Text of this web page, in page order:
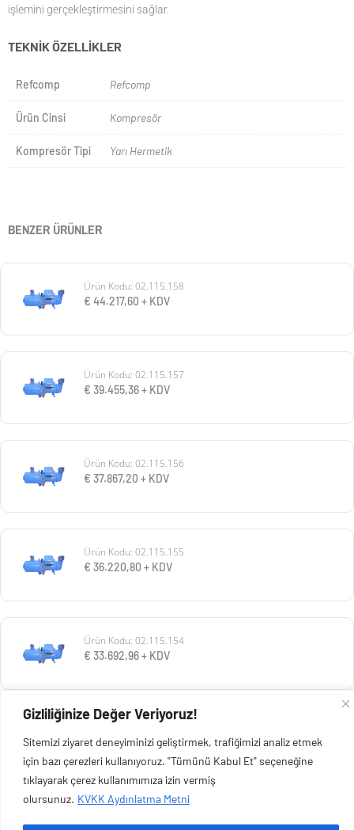
Gizliliğinize Değer Veriyoruz!
Sitemizi ziyaret deneyiminizi geliştirmek, trafiğimizi analiz etmek
için bazı çerezleri kullanıyoruz. "Tümünü Kabul Et" seçeneğine
tıklayarak çerez kullanımımıza izin vermiş
olursunuz. KVKK Aydınlatma Metni
işlemini gerçekleştirmesini sağlar.
TEKNIK ÖZELLIKLER
Refcomp Refcomp
Ürün Cinsi Kompresör
Kompresör Tipi Yarı Hermetik
BENZER ÜRÜNLER
Ürün Kodu: 02.115.158
€ 44.217,60 + KDV
Ürün Kodu: 02.115.157
€ 39.455,36+ KDV
Ürün Kodu: 02.115.156
€ 37.867,20 + KDV
Ürün Kodu: 02.115.155
€ 36.220,80 + KDV
Ürün Kodu: 02.115.154
€ 33.692,96+ KDV
€30.928,80+ KDV